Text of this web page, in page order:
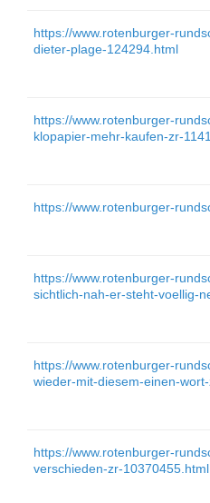
https://www.rotenburger-
dieter-plage-124294.html
https://www.rotenburger-
klopapier-mehr-kaufen-zr-
https://www.rotenburger-
https://www.rotenburger-
sichtlich-nah-er-steht-voellig-
https://www.rotenburger-
wieder-mit-diesem-einen-
https://www.rotenburger-
verschieden-zr-10370455.html